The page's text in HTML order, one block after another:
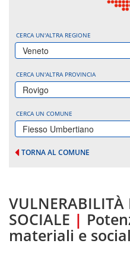
CERCA UN'ALTRA REGIONE
Veneto
CERCA UN'ALTRA PROVINCIA
Rovigo
CERCA UN COMUNE
Fiesso Umbertiano
TORNA AL COMUNE
VULNERABILITÀ
SOCIALE |
materiali e